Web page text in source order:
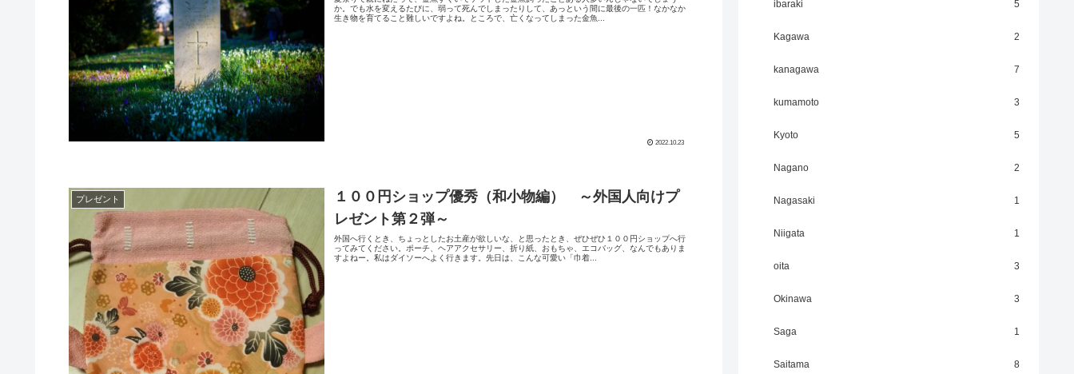
か。でも水を変えるたびに、弱って死んでしまったりして、あっという間に最後の一匹！なかなか
生き物を育てること難しいですよね。ところで、亡くなってしまった金魚...
2022.10.23
プレゼント
１００円ショップ優秀（和小物編） ～外国人向けプ
レゼント第２弾～
外国へ行くとき、ちょっとしたお土産が欲しいな、と思ったとき、ぜひぜひ１００円ショップへ行
ってみてください。ポーチ、ヘアアクセサリー、折り紙、おもちゃ、エコバッグ、なんでもありま
すよねー。私はダイソーへよく行きます。先日は、こんな可愛い「巾着...
ibaraki 5
Kagawa 2
kanagawa 7
kumamoto 3
Kyoto 5
Nagano 2
Nagasaki 1
Niigata 1
oita 3
Okinawa 3
Saga 1
Saitama 8